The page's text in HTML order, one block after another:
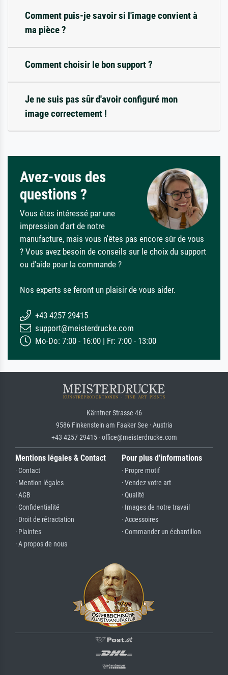
Comment puis-je savoir si l'image convient à
ma pièce ?
Comment choisir le bon support ?
Je ne suis pas sûr d'avoir configuré mon
image correctement !
Avez-vous des
questions ?
Vous êtes intéressé par une
impression d'art de notre
manufacture, mais vous n'êtes pas encore sûr de vous
? Vous avez besoin de conseils sur le choix du support
ou d'aide pour la commande ?
Nos experts se feront un plaisir de vous aider.
+43 4257 29415
support@meisterdrucke.com
Mo-Do: 7:00 - 16:00 | Fr: 7:00 - 13:00
Kärntner Strasse 46
9586 Finkenstein am Faaker See · Austria
+43 4257 29415 · office@meisterdrucke.com
Mentions légales & Contact
· Contact
· Mention légales
· AGB
· Confidentialité
· Droit de rétractation
· Plaintes
· A propos de nous
Pour plus d'informations
· Propre motif
· Vendez votre art
· Qualité
· Images de notre travail
· Accessoires
· Commander un échantillon